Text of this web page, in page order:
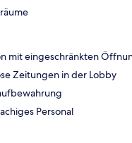
mit eingeschränkten
Zeitungen in der Lobby
Personal